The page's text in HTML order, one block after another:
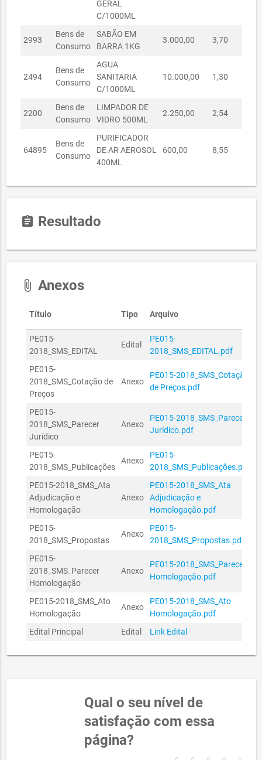
GERAL
C/1000ML
2993
Bens de
Consumo
SABÃO EM
BARRA 1KG
3.000,00 3,70
2494
Bens de
Consumo
AGUA
SANITARIA
C/1000ML
10.000,00 1,30
2200
Bens de
Consumo
LIMPADOR DE
VIDRO 500ML
2.250,00 2,54
64895
Bens de
Consumo
PURIFICADOR
DE AR AEROSOL
400ML
600,00 8,55
assignment Resultado
attach_file Anexos
Título Tipo Arquivo
PE015-
2018_SMS_EDITAL
Edital
PE015-
2018_SMS_EDITAL.pdf
PE015-
2018_SMS_Cotação de
Preços
Anexo
PE015-2018_SMS_Cotação
de Preços.pdf
PE015-
2018_SMS_Parecer
Jurídico
Anexo
PE015-2018_SMS_Parecer
Jurídico.pdf
PE015-
2018_SMS_Publicações
Anexo
PE015-
2018_SMS_Publicações.pdf
PE015-2018_SMS_Ata
Adjudicação e
Homologação
Anexo
PE015-2018_SMS_Ata
Adjudicação e
Homologação.pdf
PE015-
2018_SMS_Propostas
Anexo
PE015-
2018_SMS_Propostas.pdf
PE015-
2018_SMS_Parecer
Homologação
Anexo
PE015-2018_SMS_Parecer
Homologação.pdf
PE015-2018_SMS_Ato
Homologação
Anexo
PE015-2018_SMS_Ato
Homologação.pdf
Edital Principal
Edital Link Edital
Qual o seu nível de
satisfação com essa
página?